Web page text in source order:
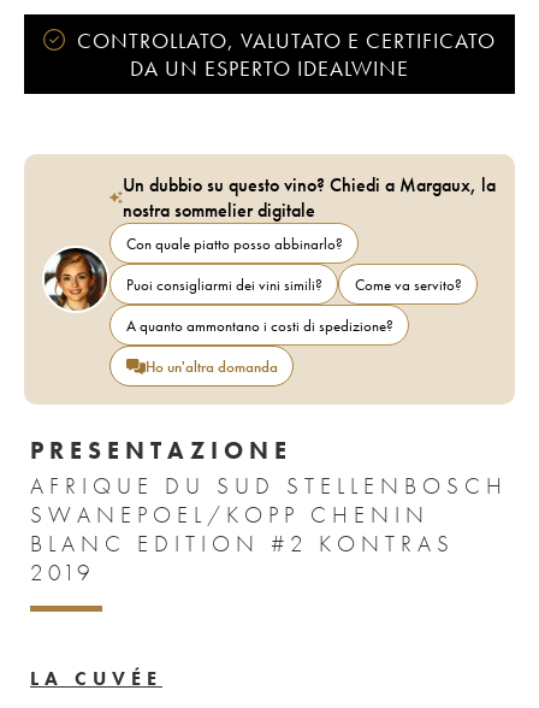
CONTROLLATO, VALUTATO E CERTIFICATO
DA UN ESPERTO IDEALWINE
Un dubbio su questo vino? Chiedi a Margaux, la
nostra sommelier digitale
Con quale piatto posso abbinarlo?
Puoi consigliarmi dei vini simili?
Come va servito?
A quanto ammontano i costi di spedizione?
Ho un'altra domanda
PRESENTAZIONE
AFRIQUE DU SUD STELLENBOSCH
SWANEPOEL/KOPP CHENIN
BLANC EDITION #2 KONTRAS
2019
LA CUVÉE